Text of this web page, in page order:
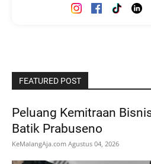
FEATURED POST
Peluang Kemitraan
Batik Prabuseno
KeMalangAja.com Agustus 04, 2026